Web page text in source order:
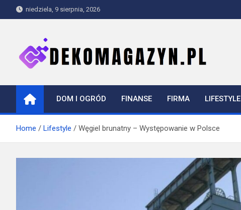
to
niedziela, 9 sierpnia, 2026
dekomagazyn.pl
DOM I OGRÓD FINANSE FIRMA LIFESTYLE
Home Lifestyle Węgiel brunatny – Występowanie w Polsce